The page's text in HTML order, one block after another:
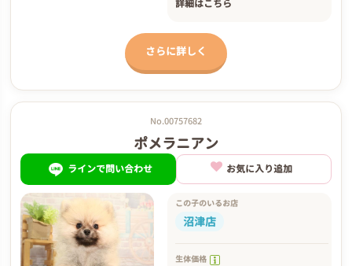
詳細はこちら
さらに詳しく
No.00757682
ポメラニアン
ラインで問い合わせ お気に入り追加
この子のいるお店
沼津店
生体価格